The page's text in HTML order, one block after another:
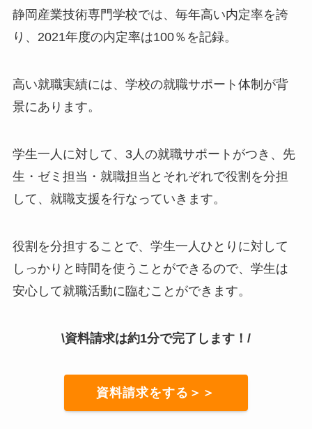
静岡産業技術専門学校では、毎年高い内定率を誇
り、2021年度の内定率は100％を記録。
高い就職実績には、学校の就職サポート体制が背
景にあります。
学生一人に対して、3人の就職サポートがつき、先
生・ゼミ担当・就職担当とそれぞれで役割を分担
して、就職支援を行なっていきます。
役割を分担することで、学生一人ひとりに対して
しっかりと時間を使うことができるので、学生は
安心して就職活動に臨むことができます。
\資料請求は約1分で完了します！/
資料請求をする＞＞